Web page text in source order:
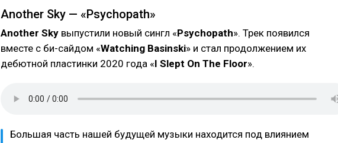
Another Sky — «Psychopath»
Another Sky выпустили новый сингл «Psychopath». Трек появился
вместе с би-сайдом «Watching Basinski» и стал продолжением их
дебютной пластинки 2020 года «I Slept On The Floor».
Большая часть нашей будущей музыки находится под влиянием